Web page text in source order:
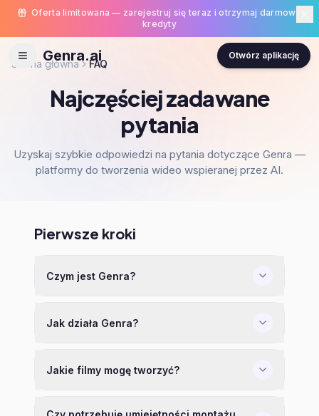
Oferta limitowana — zarejestruj się teraz i otrzymaj darmowe
kredyty
Genra.ai Otwórz aplikację
Strona główna FAQ
Najczęściej zadawane
pytania
Uzyskaj szybkie odpowiedzi na pytania dotyczące Genra —
platformy do tworzenia wideo wspieranej przez AI.
Pierwsze kroki
Czym jest Genra?
Jak działa Genra?
Jakie filmy mogę tworzyć?